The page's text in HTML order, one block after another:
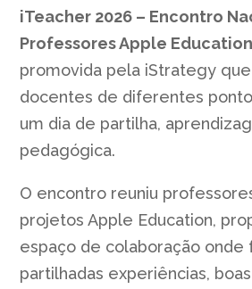
iTeacher 2026 – Encontro
Professores Apple Education
promovida pela iStrategy
docentes de diferentes
um dia de partilha,
pedagógica.
O encontro reuniu
projetos Apple Education,
espaço de colaboração onde
partilhadas experiências,